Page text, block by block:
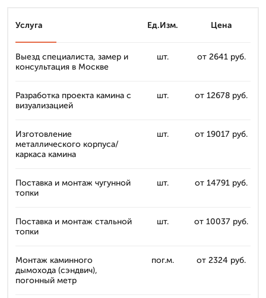
Услуга Ед.Изм. Цена
Выезд специалиста, замер и
консультация в Москве
шт. от 2641 руб.
Разработка проекта камина с
визуализацией
шт. от 12678 руб.
Изготовление
металлического корпуса/
каркаса камина
шт. от 19017 руб.
Поставка и монтаж чугунной
топки
шт. от 14791 руб.
Поставка и монтаж стальной
топки
шт. от 10037 руб.
Монтаж каминного
дымохода (сэндвич),
погонный метр
пог.м. от 2324 руб.